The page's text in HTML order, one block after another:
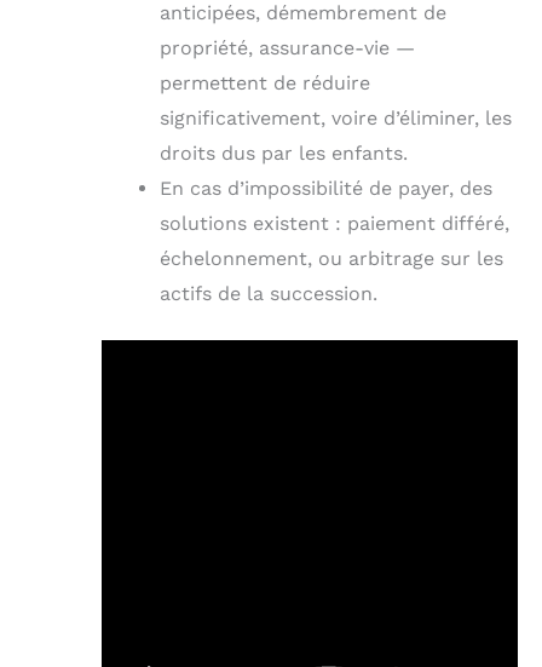
anticipées, démembrement de
propriété, assurance-vie —
permettent de réduire
significativement, voire d’éliminer, les
droits dus par les enfants.
En cas d’impossibilité de payer, des
solutions existent : paiement différé,
échelonnement, ou arbitrage sur les
actifs de la succession.